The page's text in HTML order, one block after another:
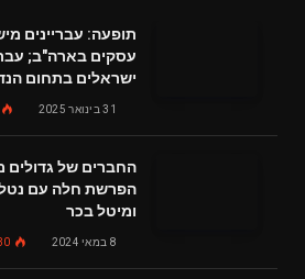
תופעה: עבריינים
עסקים בארה"ב;
ישראלים בתחום
31 בינואר 2025
החברים של גדולים
הפרשת חלה עם
ומיטל בכר
8 במאי 2024